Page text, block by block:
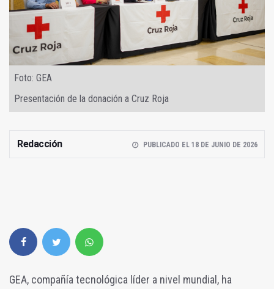
Foto: GEA
Presentación de la donación a Cruz Roja
Redacción PUBLICADO EL 18 DE JUNIO DE 2026
GEA, compañía tecnológica líder a nivel mundial, ha